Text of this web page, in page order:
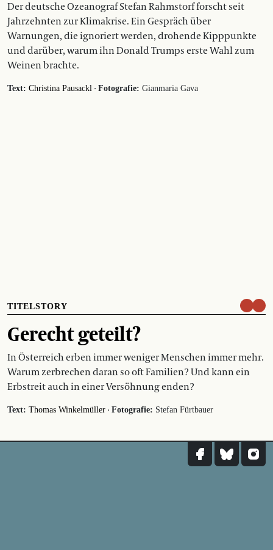
Der deutsche Ozeanograf Stefan Rahmstorf forscht seit
Jahrzehnten zur Klimakrise. Ein Gespräch über
Warnungen, die ignoriert werden, drohende Kipppunkte
und darüber, warum ihn Donald Trumps erste Wahl zum
Weinen brachte.
Text: Christina Pausackl · Fotografie: Gianmaria Gava
TITELSTORY
Gerecht geteilt?
In Österreich erben immer weniger Menschen immer mehr.
Warum zerbrechen daran so oft Familien? Und kann ein
Erbstreit auch in einer Versöhnung enden?
Text: Thomas Winkelmüller · Fotografie: Stefan Fürtbauer